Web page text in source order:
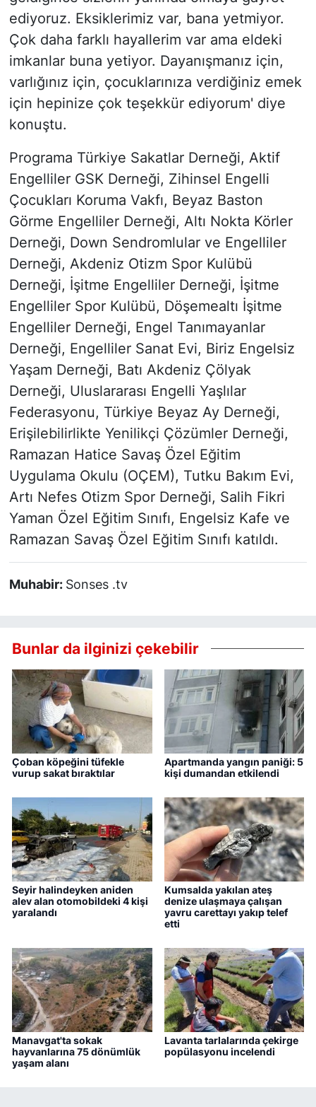
ediyoruz. Eksiklerimiz var, bana yetmiyor.
Çok daha farklı hayallerim var ama eldeki
imkanlar buna yetiyor. Dayanışmanız için,
varlığınız için, çocuklarınıza verdiğiniz emek
için hepinize çok teşekkür ediyorum' diye
konuştu.
Programa Türkiye Sakatlar Derneği, Aktif
Engelliler GSK Derneği, Zihinsel Engelli
Çocukları Koruma Vakfı, Beyaz Baston
Görme Engelliler Derneği, Altı Nokta Körler
Derneği, Down Sendromlular ve Engelliler
Derneği, Akdeniz Otizm Spor Kulübü
Derneği, İşitme Engelliler Derneği, İşitme
Engelliler Spor Kulübü, Döşemealtı İşitme
Engelliler Derneği, Engel Tanımayanlar
Derneği, Engelliler Sanat Evi, Biriz Engelsiz
Yaşam Derneği, Batı Akdeniz Çölyak
Derneği, Uluslararası Engelli Yaşlılar
Federasyonu, Türkiye Beyaz Ay Derneği,
Erişilebilirlikte Yenilikçi Çözümler Derneği,
Ramazan Hatice Savaş Özel Eğitim
Uygulama Okulu (OÇEM), Tutku Bakım Evi,
Artı Nefes Otizm Spor Derneği, Salih Fikri
Yaman Özel Eğitim Sınıfı, Engelsiz Kafe ve
Ramazan Savaş Özel Eğitim Sınıfı katıldı.
Muhabir: Sonses .tv
Bunlar da ilginizi çekebilir
Çoban köpeğini tüfekle
vurup sakat bıraktılar
Apartmanda yangın paniği: 5
kişi dumandan etkilendi
Seyir halindeyken aniden
alev alan otomobildeki 4 kişi
yaralandı
Kumsalda yakılan ateş
denize ulaşmaya çalışan
yavru carettayı yakıp telef
etti
Manavgat'ta sokak
hayvanlarına 75 dönümlük
yaşam alanı
Lavanta tarlalarında çekirge
popülasyonu incelendi